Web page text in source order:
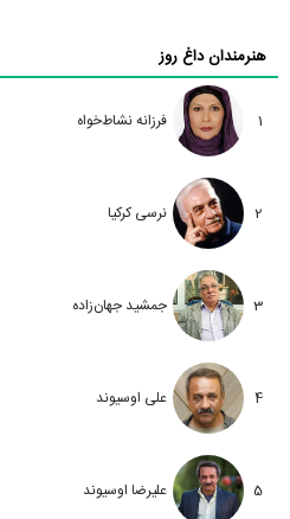
هنرمندان داغ روز
1 فرزانه نشاط‌خواه
2 نرسی کرکیا
3 جمشید جهان‌زاده
4 علی اوسیوند
5 علیرضا اوسیوند